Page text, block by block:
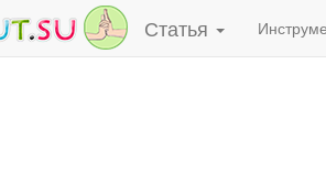
Статья